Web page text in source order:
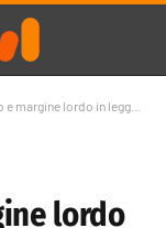
in leggero calo nel primo semestre
lordo